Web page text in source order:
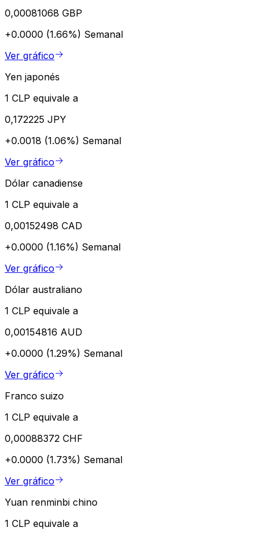
0,00081068 GBP
+0.0000 (1.66%) Semanal
Ver gráfico
Yen japonés
1 CLP equivale a
0,172225 JPY
+0.0018 (1.06%) Semanal
Ver gráfico
Dólar canadiense
1 CLP equivale a
0,00152498 CAD
+0.0000 (1.16%) Semanal
Ver gráfico
Dólar australiano
1 CLP equivale a
0,00154816 AUD
+0.0000 (1.29%) Semanal
Ver gráfico
Franco suizo
1 CLP equivale a
0,00088372 CHF
+0.0000 (1.73%) Semanal
Ver gráfico
Yuan renminbi chino
1 CLP equivale a